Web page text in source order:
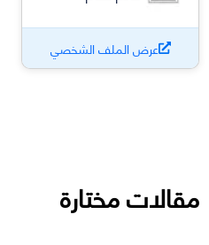
عرض الملف الشخصي
مقالات مختارة